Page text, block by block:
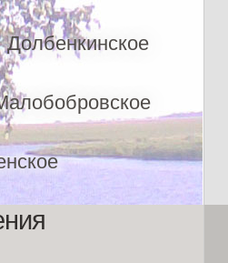
Долбенкинское